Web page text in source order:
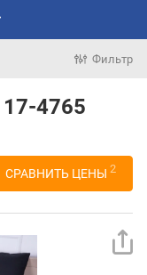
Фильтр
17-4765
СРАВНИТЬ ЦЕНЫ 2